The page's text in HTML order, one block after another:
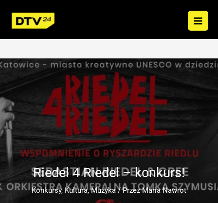
treści
Riedel 4 Riedel – konkurs!
Konkursy, Kultura,Muzyka/ PrzezMaria Nawrot